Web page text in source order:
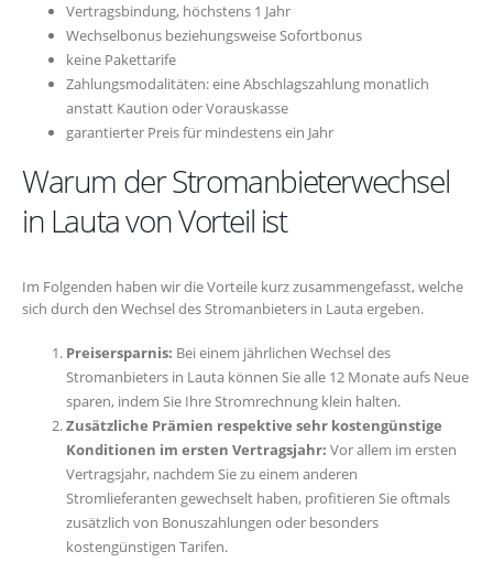
Vertragsbindung, höchstens 1 Jahr
Wechselbonus beziehungsweise Sofortbonus
keine Pakettarife
Zahlungsmodalitäten: eine Abschlagszahlung monatlich
anstatt Kaution oder Vorauskasse
garantierter Preis für mindestens ein Jahr
Warum der Stromanbieterwechsel
in Lauta von Vorteil ist
Im Folgenden haben wir die Vorteile kurz zusammengefasst, welche
sich durch den Wechsel des Stromanbieters in Lauta ergeben.
Preisersparnis: Bei einem jährlichen Wechsel des
Stromanbieters in Lauta können Sie alle 12 Monate aufs Neue
sparen, indem Sie Ihre Stromrechnung klein halten.
Zusätzliche Prämien respektive sehr kostengünstige
Konditionen im ersten Vertragsjahr: Vor allem im ersten
Vertragsjahr, nachdem Sie zu einem anderen
Stromlieferanten gewechselt haben, profitieren Sie oftmals
zusätzlich von Bonuszahlungen oder besonders
kostengünstigen Tarifen.